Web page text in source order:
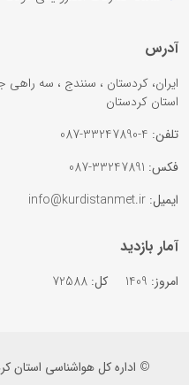
آدرس
ایران، کردستان ، سنندج ، سه راهی
استان کردستان
تلفن:
فکس:
ایمیل:
آمار بازدید
امروز: کل:
© اداره کل هواشناسی استان